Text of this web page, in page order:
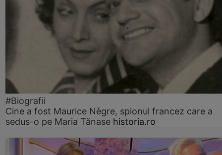
#Biografii
Cine a fost Maurice Nègre, spionul francez care a
sedus-o pe Maria Tănase historia.ro